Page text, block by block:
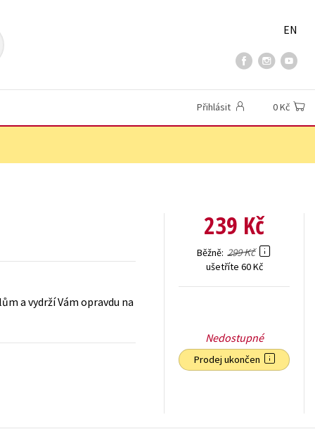
EN
Přihlásit 0 Kč
a vydrží Vám opravdu na
239 Kč
Běžně 299 Kč
ušetříte 60 Kč
Nedostupné
Prodej ukončen